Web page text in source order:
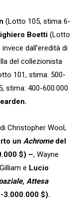
(Lotto 105, stima 6-
Boetti (Lotto
dall’eredità di
del collezionista
101, stima: 500-
stima: 400-600.000
Christopher Wool,
un Achromedel
$) –, Wayne
e Lucio
Attesa
3.000.000 $).